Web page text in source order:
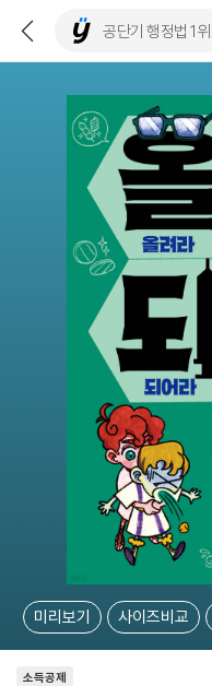
미리보기 사이즈비교
소득공제